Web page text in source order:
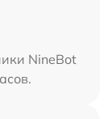
NineBot